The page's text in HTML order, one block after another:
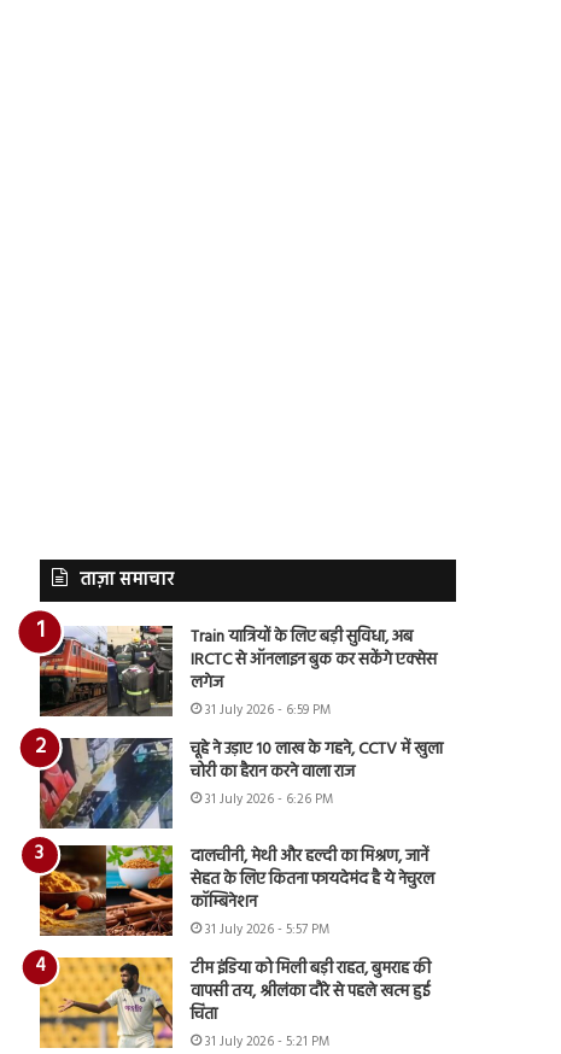
ताज़ा समाचार
Train यात्रियों के लिए बड़ी सुविधा, अब
IRCTC से ऑनलाइन बुक कर सकेंगे एक्सेस
लगेज
31 July 2026 - 6:59 PM
चूहे ने उड़ाए 10 लाख के गहने, CCTV में खुला
चोरी का हैरान करने वाला राज
31 July 2026 - 6:26 PM
दालचीनी, मेथी और हल्दी का मिश्रण, जानें
सेहत के लिए कितना फायदेमंद है ये नेचुरल
कॉम्बिनेशन
31 July 2026 - 5:57 PM
टीम इंडिया को मिली बड़ी राहत, बुमराह की
वापसी तय, श्रीलंका दौरे से पहले खत्म हुई
चिंता
31 July 2026 - 5:21 PM